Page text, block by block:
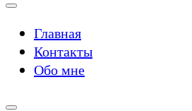
Главная
Контакты
Обо мне